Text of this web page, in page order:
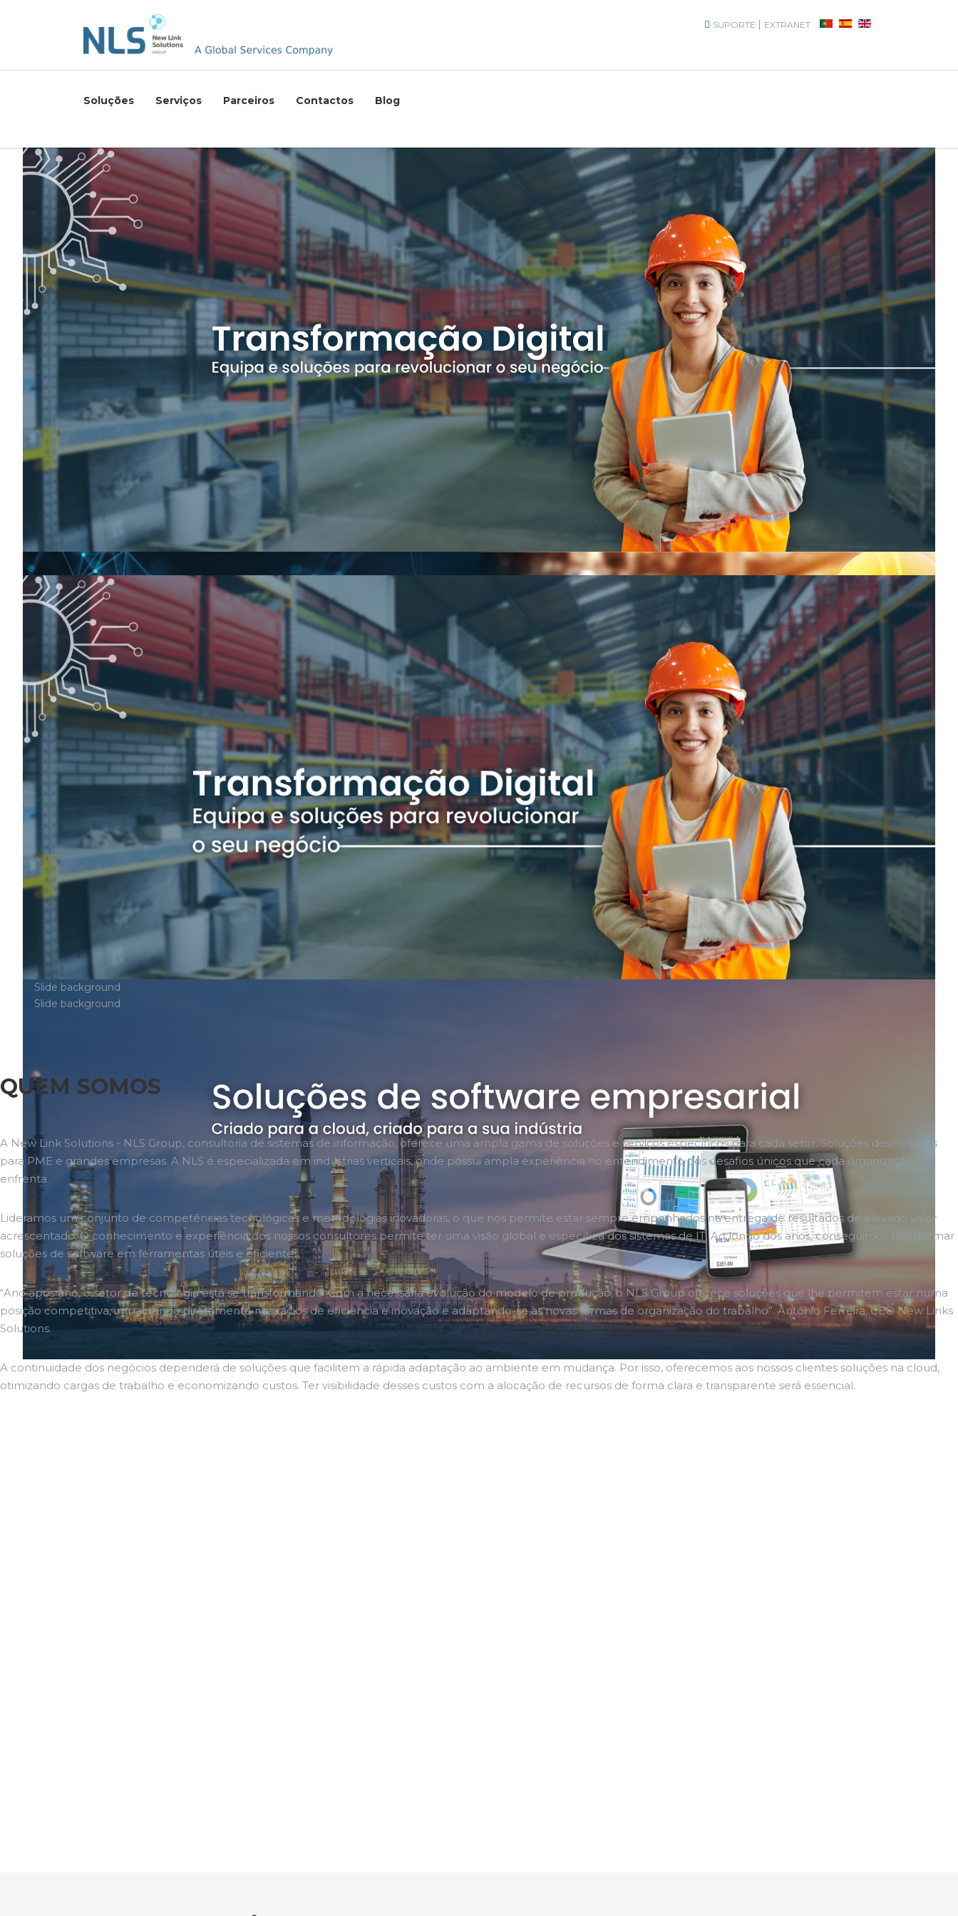
SUPORTE | EXTRANET
Soluções Serviços Parceiros Contactos Blog
QUEM SOMOS
A New Link Solutions - NLS Group, consultoria de sistemas de informação, oferece uma ampla gama de soluções e serviços específicos para cada setor. Soluções desenhadas
para PME e grandes empresas. A NLS é especializada em indústrias verticais, onde possui ampla experiência no entendimento dos desafios únicos que cada organização
enfrenta.
Lideramos um conjunto de competências tecnológicas e metodologias inovadoras, o que nos permite estar sempre empenhados na entrega de resultados de elevado valor
acrescentado. O conhecimento e experiência dos nossos consultores permite ter uma visão global e específica dos sistemas de IT. Ao longo dos anos, conseguimos transformar
soluções de software em ferramentas úteis e eficientes.
“Ano após ano, o setor de tecnologia está se transformando. Com a necessária evolução do modelo de produção, o NLS Group oferece soluções que lhe permitem estar numa
posição competitiva, impactando diretamente nos rácios de eficiência e inovação e adaptando-se às novas formas de organização do trabalho”. António Ferreira, CEO New Links
Solutions.
A continuidade dos negócios dependerá de soluções que facilitem a rápida adaptação ao ambiente em mudança. Por isso, oferecemos aos nossos clientes soluções na cloud,
otimizando cargas de trabalho e economizando custos. Ter visibilidade desses custos com a alocação de recursos de forma clara e transparente será essencial.